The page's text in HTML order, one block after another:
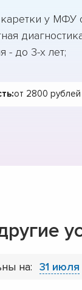
у МФУ
- до 3-х лет;
от 2800 рублей
на: 31 июля